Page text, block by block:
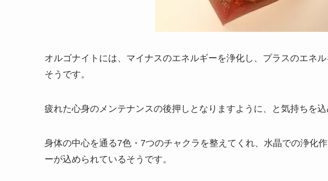
オルゴナイトには、マイナスのエネルギーを浄化し、プラスのエネ
そうです。
疲れた心身のメンテナンスの後押しとなりますように、と気持ちを込
身体の中心を通る7色・7つのチャクラを整えてくれ、水晶での浄化
ーが込められているそうです。